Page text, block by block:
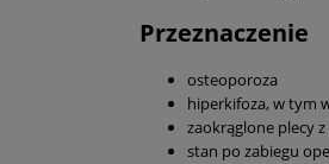
Przeznaczenie
osteoporoza
hiperkifoza, w tym
zaokrąglone plecy
stan po zabiegu